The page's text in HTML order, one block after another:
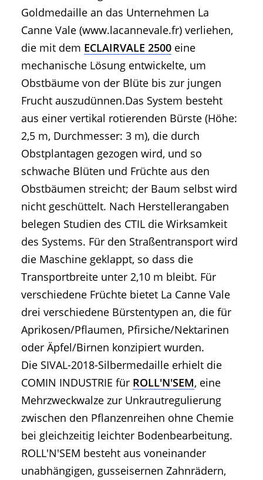
Goldmedaille an das Unternehmen La
Canne Vale (www.lacannevale.fr) verliehen,
die mit dem ECLAIRVALE 2500 eine
mechanische Lösung entwickelte, um
Obstbäume von der Blüte bis zur jungen
Frucht auszudünnen.Das System besteht
aus einer vertikal rotierenden Bürste (Höhe:
2,5 m, Durchmesser: 3 m), die durch
Obstplantagen gezogen wird, und so
schwache Blüten und Früchte aus den
Obstbäumen streicht; der Baum selbst wird
nicht geschüttelt. Nach Herstellerangaben
belegen Studien des CTIL die Wirksamkeit
des Systems. Für den Straßentransport wird
die Maschine geklappt, so dass die
Transportbreite unter 2,10 m bleibt. Für
verschiedene Früchte bietet La Canne Vale
drei verschiedene Bürstentypen an, die für
Aprikosen/Pflaumen, Pfirsiche/Nektarinen
oder Äpfel/Birnen konzipiert wurden.
Die SIVAL-2018-Silbermedaille erhielt die
COMIN INDUSTRIE für ROLL'N'SEM, eine
Mehrzweckwalze zur Unkrautregulierung
zwischen den Pflanzenreihen ohne Chemie
bei gleichzeitig leichter Bodenbearbeitung.
ROLL'N'SEM besteht aus voneinander
unabhängigen, gusseisernen Zahnrädern,